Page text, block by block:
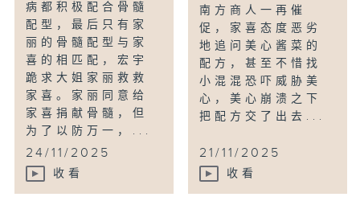
病都积极配合骨髓
配型，最后只有家
丽的骨髓配型与家
喜的相匹配，宏宇
跪求大姐家丽救救
家喜。家丽同意给
家喜捐献骨髓，但
为了以防万一，...
24/11/2025
收看
南方商人一再催
促，家喜态度恶劣
地追问美心酱菜的
配方，甚至不惜找
小混混恐吓威胁美
心，美心崩溃之下
把配方交了出去...
21/11/2025
收看